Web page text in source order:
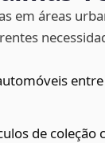
em áreas
de coleção